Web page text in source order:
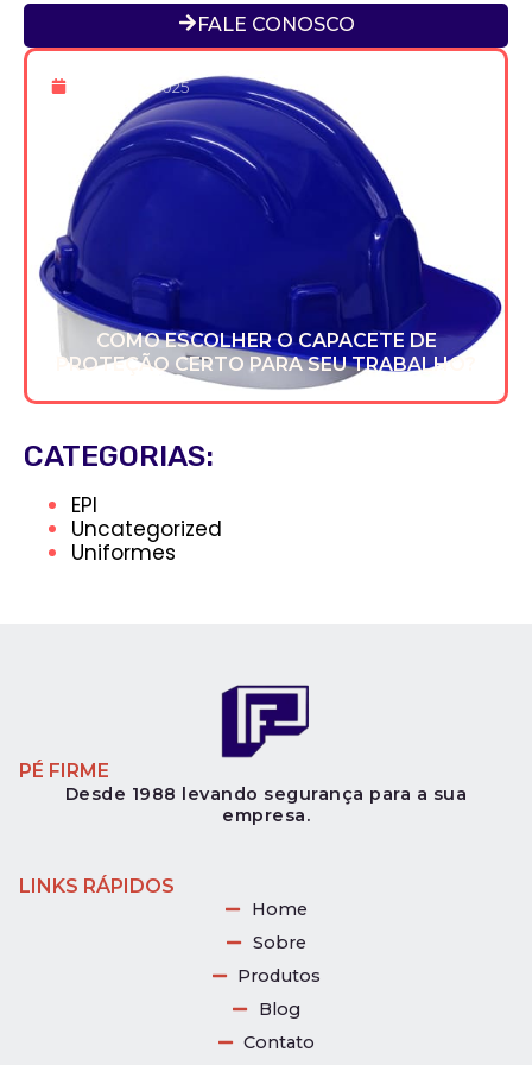
FALE CONOSCO
16 De Dez 2025
COMO ESCOLHER O CAPACETE DE
PROTEÇÃO CERTO PARA SEU TRABALHO?
CATEGORIAS:
EPI
Uncategorized
Uniformes
PÉ FIRME
Desde 1988 levando segurança para a sua
empresa.
LINKS RÁPIDOS
Home
Sobre
Produtos
Blog
Contato